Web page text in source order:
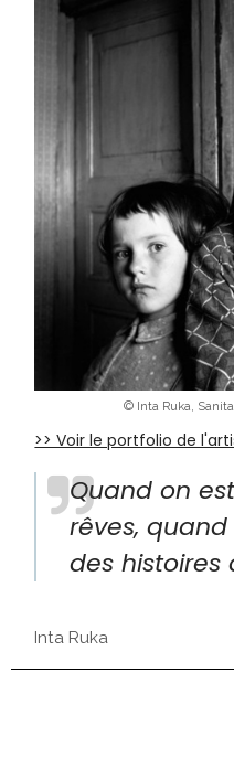
© Inta Ruka,
>> Voir le portfolio de
Quand on
rêves,
des histoires
Inta Ruka